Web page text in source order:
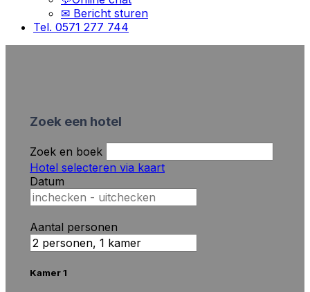
✉ Bericht sturen
Tel. 0571 277 744
Zoek een hotel
Zoek en boek
Hotel selecteren via kaart
Datum
Aantal personen
Kamer 1